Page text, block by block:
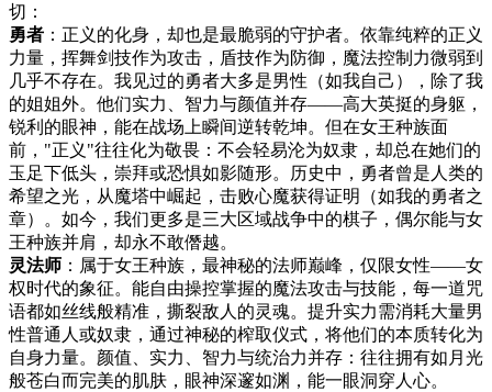
切：
勇者 ：正义的化身，却也是最脆弱的守护者。依靠纯粹的正义
力量，挥舞剑技作为攻击，盾技作为防御，魔法控制力微弱到
几乎不存在。我见过的勇者大多是男性（如我自己），除了我
的姐姐外。他们实力、智力与颜值并存——高大英挺的身躯，
锐利的眼神，能在战场上瞬间逆转乾坤。但在女王种族面
前，"正义"往往化为敬畏：不会轻易沦为奴隶，却总在她们的
玉足下低头，崇拜或恐惧如影随形。历史中，勇者曾是人类的
希望之光，从魔塔中崛起，击败心魔获得证明（如我的勇者之
章）。如今，我们更多是三大区域战争中的棋子，偶尔能与女
王种族并肩，却永不敢僭越。
灵法师 ：属于女王种族，最神秘的法师巅峰，仅限女性——女
权时代的象征。能自由操控掌握的魔法攻击与技能，每一道咒
语都如丝线般精准，撕裂敌人的灵魂。提升实力需消耗大量男
性普通人或奴隶，通过神秘的榨取仪式，将他们的本质转化为
自身力量。颜值、实力、智力与统治力并存：往往拥有如月光
般苍白而完美的肌肤，眼神深邃如渊，能一眼洞穿人心。